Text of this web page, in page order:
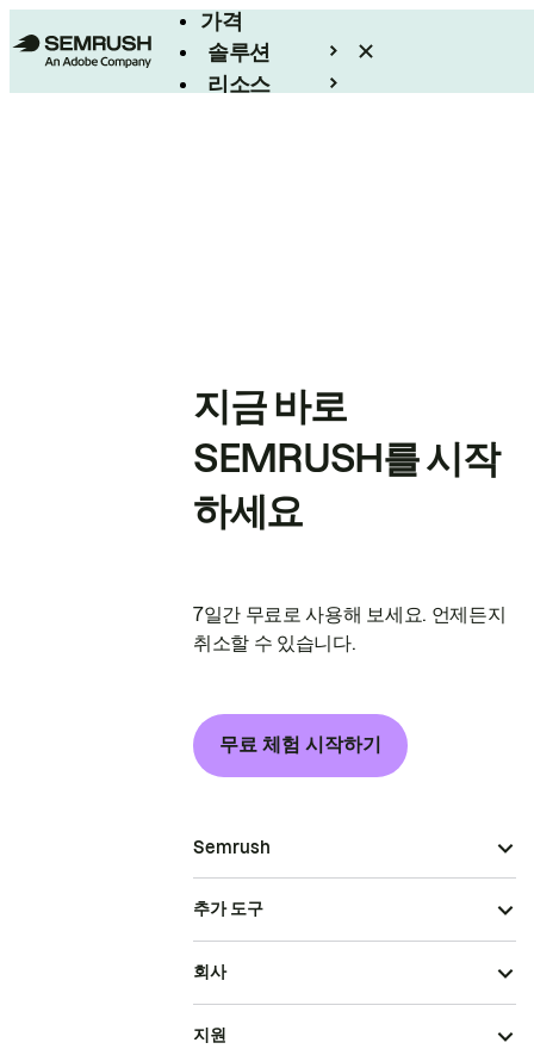
가격
솔루션
리소스
지금 바로
SEMRUSH를 시작
하세요
7일간 무료로 사용해 보세요. 언제든지
취소할 수 있습니다.
무료 체험 시작하기
Semrush
추가 도구
회사
지원